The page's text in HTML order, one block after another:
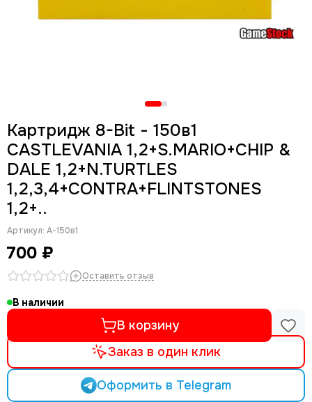
Картридж 8-Bit - 150в1
CASTLEVANIA 1,2+S.MARIO+CHIP &
DALE 1,2+N.TURTLES
1,2,3,4+CONTRA+FLINTSTONES
1,2+..
Артикул: A-150в1
700 ₽
Оставить отзыв
В наличии
В корзину
Заказ в один клик
Оформить в Telegram